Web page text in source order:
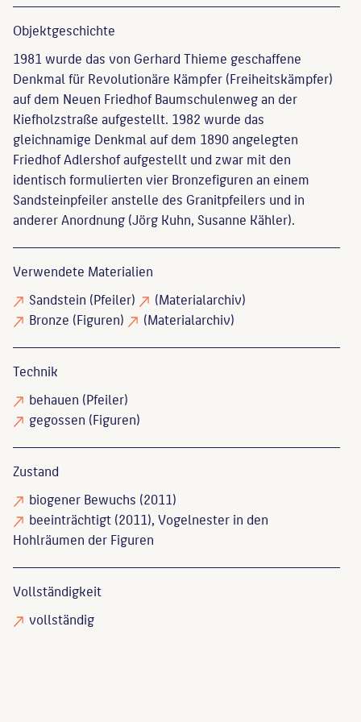
Objekt­geschichte
1981 wurde das von Gerhard Thieme geschaffene
Denkmal für Revolutionäre Kämpfer (Freiheitskämpfer)
auf dem Neuen Friedhof Baumschulenweg an der
Kiefholzstraße aufgestellt. 1982 wurde das
gleichnamige Denkmal auf dem 1890 angelegten
Friedhof Adlershof aufgestellt und zwar mit den
identisch formulierten vier Bronzefiguren an einem
Sandsteinpfeiler anstelle des Granitpfeilers und in
anderer Anordnung (Jörg Kuhn, Susanne Kähler).
Verwendete Materialien
Sandstein (Pfeiler)
(Materialarchiv)
Bronze (Figuren) (Materialarchiv)
Technik
behauen (Pfeiler)
gegossen (Figuren)
Zustand
biogener Bewuchs (2011)
beeinträchtigt(2011), Vogelnester in den
Hohlräumen der Figuren
Vollständigkeit
vollständig